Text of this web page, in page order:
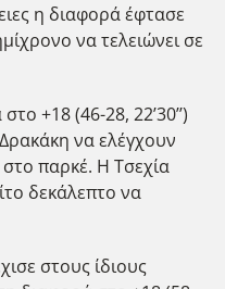
η διαφορά έφτασε
να τελειώνει σε
+18 (46-28, 22’30’’)
να ελέγχουν
παρκέ. Η Τσεχία
δεκάλεπτο να
στους ίδιους